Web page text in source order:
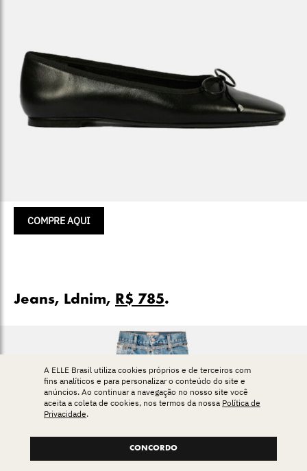
COMPRE AQUI
Jeans, Ldnim, R$ 785.
A ELLE Brasil utiliza cookies próprios e de terceiros com
fins analíticos e para personalizar o conteúdo do site e
anúncios. Ao continuar a navegação no nosso site você
aceita a coleta de cookies, nos termos da nossa Política de
Privacidade.
CONCORDO